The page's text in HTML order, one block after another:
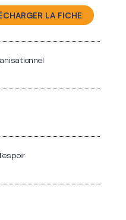
LA FICHE